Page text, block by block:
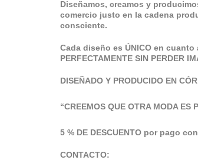
Diseñamos, creamos y
comercio justo en la cadena
consciente.
Cada diseño es ÚNICO en cuanto
PERFECTAMENTE SIN PERDER
DISEÑADO Y PRODUCIDO EN
“CREEMOS QUE OTRA MODA ES
5 % DE DESCUENTO por pago
CONTACTO: